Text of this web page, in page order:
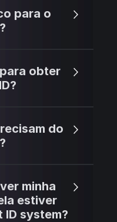
para o
obter
do
minha
estiver
ID system?